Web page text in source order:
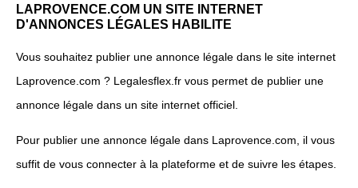
LAPROVENCE.COM UN SITE INTERNET
D'ANNONCES LÉGALES HABILITE
Vous souhaitez publier une annonce légale dans le site internet
Laprovence.com ? Legalesflex.fr vous permet de publier une
annonce légale dans un site internet officiel.
Pour publier une annonce légale dans Laprovence.com, il vous
suffit de vous connecter à la plateforme et de suivre les étapes.